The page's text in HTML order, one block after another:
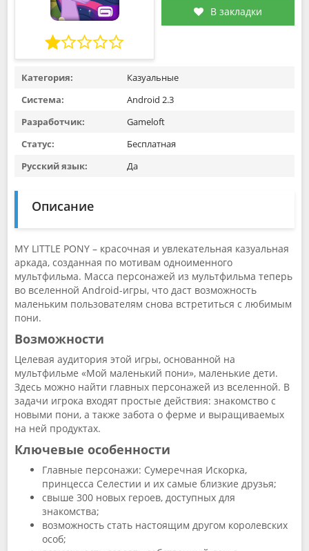
В закладки
Категория:
Казуальные
Система:
Android 2.3
Разработчик:
Gameloft
Статус:
Бесплатная
Русский язык:
Да
Описание
MY LITTLE PONY – красочная и увлекательная казуальная
аркада, созданная по мотивам одноименного
мультфильма. Масса персонажей из мультфильма теперь
во вселенной Android-игры, что даст возможность
маленьким пользователям снова встретиться с любимым
пони.
Возможности
Целевая аудитория этой игры, основанной на
мультфильме «Мой маленький пони», маленькие дети.
Здесь можно найти главных персонажей из вселенной. В
задачи игрока входят простые действия: знакомство с
новыми пони, а также забота о ферме и выращиваемых
на ней продуктах.
Ключевые особенности
Главные персонажи: Сумеречная Искорка,
принцесса Селестии и их самые близкие друзья;
свыше 300 новых героев, доступных для
знакомства;
возможность стать настоящим другом королевских
особ;